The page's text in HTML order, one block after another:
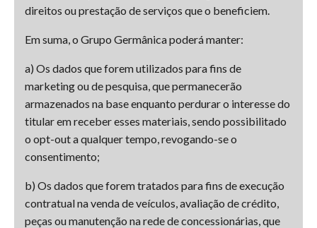
direitos ou prestação de serviços que o beneficiem.
Em suma, o Grupo Germânica poderá manter:
a) Os dados que forem utilizados para fins de
marketing ou de pesquisa, que permanecerão
armazenados na base enquanto perdurar o interesse do
titular em receber esses materiais, sendo possibilitado
o opt-out a qualquer tempo, revogando-se o
consentimento;
b) Os dados que forem tratados para fins de execução
contratual na venda de veículos, avaliação de crédito,
peças ou manutenção na rede de concessionárias, que